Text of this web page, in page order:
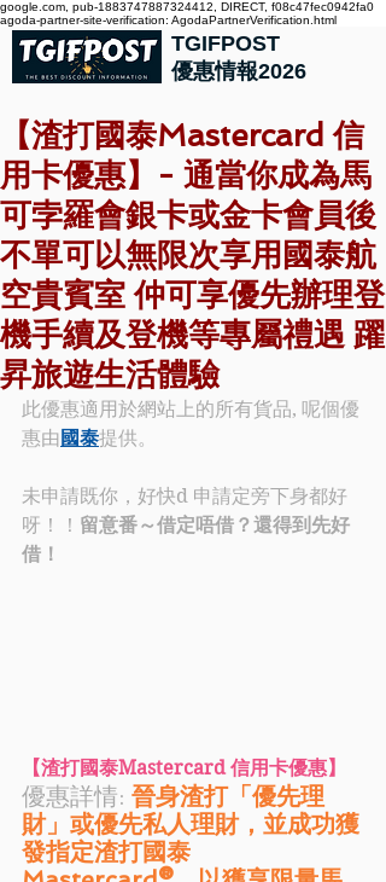
google.com, pub-1883747887324412, DIRECT, f08c47fec0942fa0
agoda-partner-site-verification: AgodaPartnerVerification.html
TGIFPOST
優惠情報2026
【渣打國泰Mastercard 信
用卡優惠】- 通當你成為馬
可孛羅會銀卡或金卡會員後
不單可以無限次享用國泰航
空貴賓室 仲可享優先辦理登
機手續及登機等專屬禮遇 躍
昇旅遊生活體驗
此優惠適用於網站上的所有貨品, 呢個優
惠由 國泰提供。
未申請既你，好快d 申請定旁下身都好
呀！！ 留意番～借定唔借？還得到先好
借！
【渣打國泰Mastercard 信用卡優惠】
優惠詳情: 晉身渣打「優先理
財」或優先私人理財，並成功獲
發指定渣打國泰